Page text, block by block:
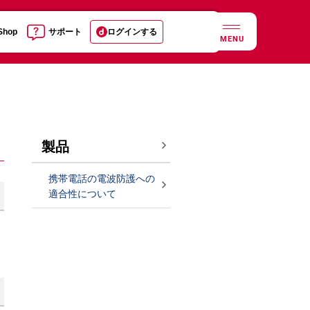
サポート ログインする
MENU
製品
携帯電話の電波防護への
適合性について